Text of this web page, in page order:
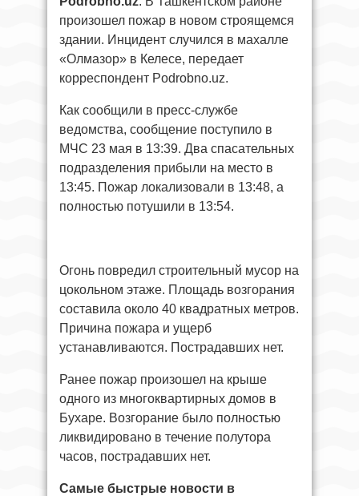
произошел пожар в новом строящемся
здании. Инцидент случился в махалле
«Олмазор» в Келесе, передает
корреспондент Podrobno.uz.
Как сообщили в пресс-службе
ведомства, сообщение поступило в
МЧС 23 мая в 13:39. Два спасательных
подразделения прибыли на место в
13:45. Пожар локализовали в 13:48, а
полностью потушили в 13:54.
Огонь повредил строительный мусор на
цокольном этаже. Площадь возгорания
составила около 40 квадратных метров.
Причина пожара и ущерб
устанавливаются. Пострадавших нет.
Ранее пожар произошел на крыше
одного из многоквартирных домов в
Бухаре. Возгорание было полностью
ликвидировано в течение полутора
часов, пострадавших нет.
Самые быстрые новости в